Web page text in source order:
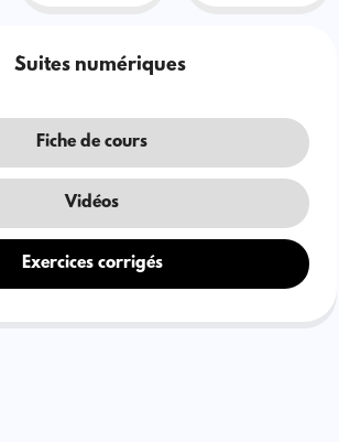
Suites numériques
Fiche de cours
Vidéos
Exercices corrigés